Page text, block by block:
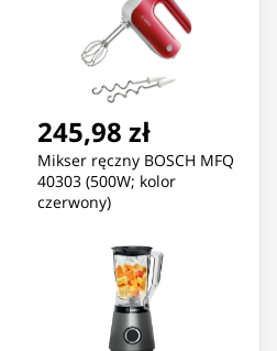
245,98 zł
Mikser ręczny BOSCH MFQ
40303 (500W; kolor
czerwony)